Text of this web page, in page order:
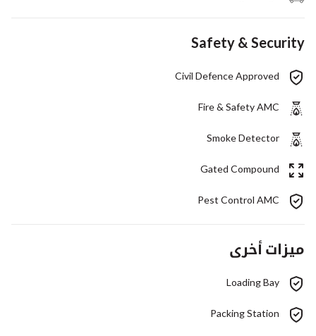
Safety & Security
Civil Defence Approved
Fire & Safety AMC
Smoke Detector
Gated Compound
Pest Control AMC
ميزات أخرى
Loading Bay
Packing Station